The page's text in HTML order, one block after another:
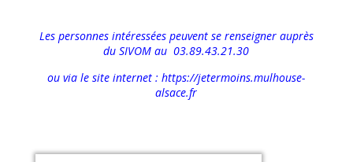
Les personnes intéressées peuvent se renseigner auprès
du SIVOM au 03.89.43.21.30
ou via le site internet :https://jetermoins.mulhouse-
alsace.fr